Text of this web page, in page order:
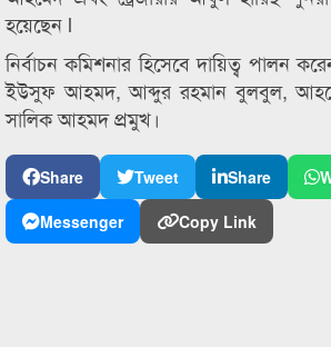
হয়েছেন l
নির্বাচন কমিশনার হিসেবে দায়িত্ব পালন
ইউসুফ আহমদ, আব্দুর রহমান বুলবুল,
সালিক আহমদ প্রমুখ।
Share Tweet Share
Messenger
Copy Link